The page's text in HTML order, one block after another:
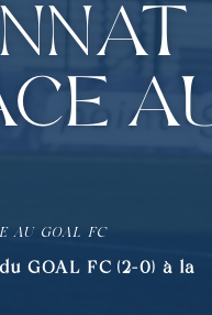
AU GOAL FC
GOAL FC (2-0) à la